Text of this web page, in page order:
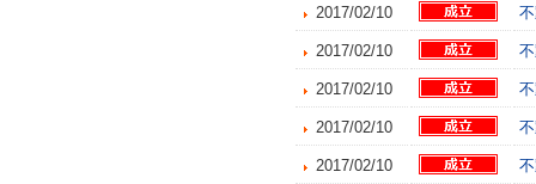
2017/02/10
2017/02/10
2017/02/10
2017/02/10
2017/02/10